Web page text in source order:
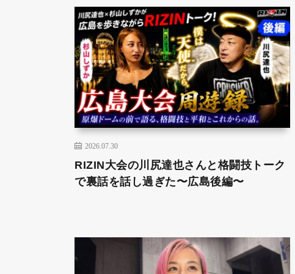
2026.07.30
RIZIN大会の川尻達也さんと格闘技トーク
で裏話を話し過ぎた〜広島後編〜